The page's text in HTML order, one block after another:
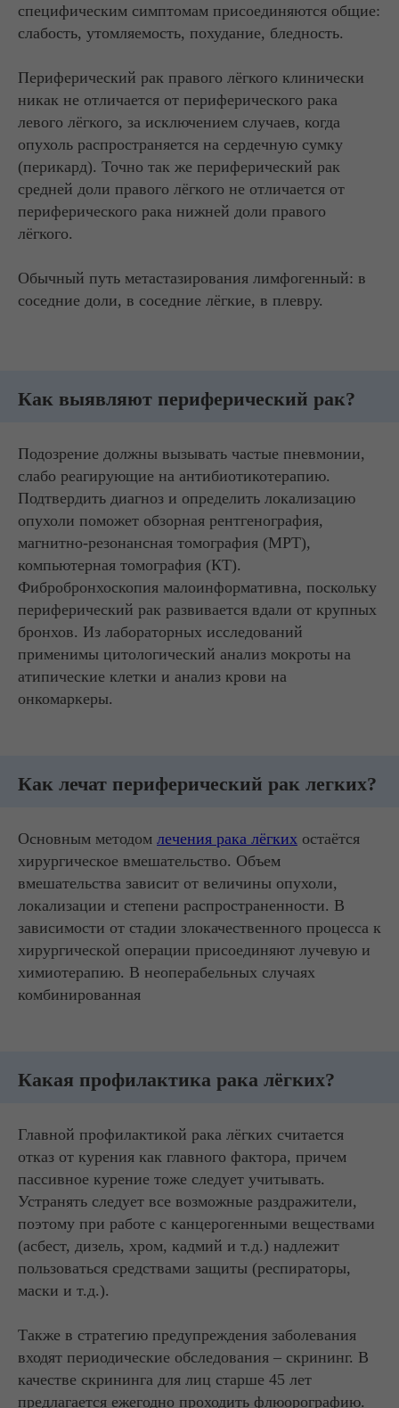
специфическим симптомам присоединяются общие:
слабость, утомляемость, похудание, бледность.
Периферический рак правого лёгкого клинически
никак не отличается от периферического рака
левого лёгкого, за исключением случаев, когда
опухоль распространяется на сердечную сумку
(перикард). Точно так же периферический рак
средней доли правого лёгкого не отличается от
периферического рака нижней доли правого
лёгкого.
Обычный путь метастазирования лимфогенный: в
соседние доли, в соседние лёгкие, в плевру.
Как выявляют периферический рак?
Подозрение должны вызывать частые пневмонии,
слабо реагирующие на антибиотикотерапию.
Подтвердить диагноз и определить локализацию
опухоли поможет обзорная рентгенография,
магнитно-резонансная томография (МРТ),
компьютерная томография (КТ).
Фибробронхоскопия малоинформативна, поскольку
периферический рак развивается вдали от крупных
бронхов. Из лабораторных исследований
применимы цитологический анализ мокроты на
атипические клетки и анализ крови на
онкомаркеры.
Как лечат периферический рак легких?
Основным методом лечения рака лёгких остаётся
хирургическое вмешательство. Объем
вмешательства зависит от величины опухоли,
локализации и степени распространенности. В
зависимости от стадии злокачественного процесса к
хирургической операции присоединяют лучевую и
химиотерапию. В неоперабельных случаях
комбинированная
Какая профилактика рака лёгких?
Главной профилактикой рака лёгких считается
отказ от курения как главного фактора, причем
пассивное курение тоже следует учитывать.
Устранять следует все возможные раздражители,
поэтому при работе с канцерогенными веществами
(асбест, дизель, хром, кадмий и т.д.) надлежит
пользоваться средствами защиты (респираторы,
маски и т.д.).
Также в стратегию предупреждения заболевания
входят периодические обследования – скрининг. В
качестве скрининга для лиц старше 45 лет
предлагается ежегодно проходить флюорографию.